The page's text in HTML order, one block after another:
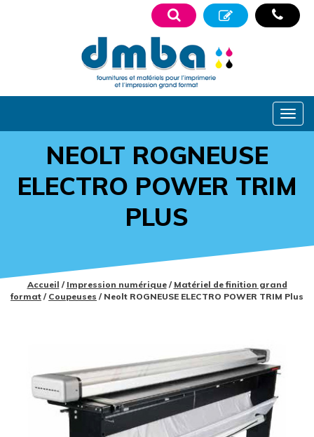
NEOLT ROGNEUSE
ELECTRO POWER TRIM
PLUS
Accueil / Impression numérique/ Matériel de finition grand
format / Coupeuses / Neolt ROGNEUSE ELECTRO POWER TRIM Plus